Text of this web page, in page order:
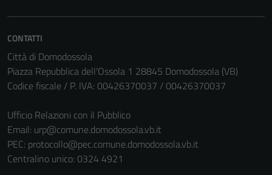
CONTATTI
Città di Domodossola
Piazza Repubblica dell'Ossola 1 28845 Domodossola (VB)
Codice fiscale / P. IVA: 00426370037 / 00426370037
Ufficio Relazioni con il Pubblico
Email: urp@comune.domodossola.vb.it
PEC: protocollo@pec.comune.domodossola.vb.it
Centralino unico: 0324 4921